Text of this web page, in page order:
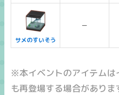
サメのすいそう
ー
※本イベントのアイテムは
も再登場する場合がありま